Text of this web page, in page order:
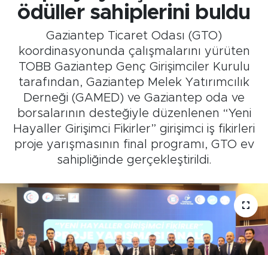
ödüller sahiplerini buldu
Gaziantep Ticaret Odası (GTO)
koordinasyonunda çalışmalarını yürüten
TOBB Gaziantep Genç Girişimciler Kurulu
tarafından, Gaziantep Melek Yatırımcılık
Derneği (GAMED) ve Gaziantep oda ve
borsalarının desteğiyle düzenlenen “Yeni
Hayaller Girişimci Fikirler” girişimci iş fikirleri
proje yarışmasının final programı, GTO ev
sahipliğinde gerçekleştirildi.